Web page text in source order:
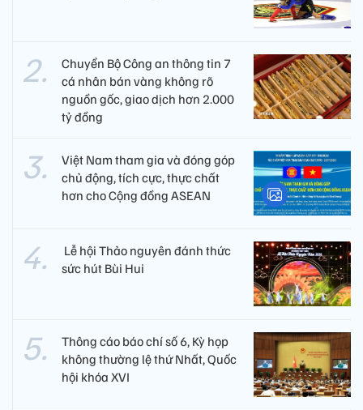
Chuyển Bộ Công an thông tin 7
cá nhân bán vàng không rõ
nguồn gốc, giao dịch hơn 2.000
tỷ đồng
Việt Nam tham gia và đóng góp
chủ động, tích cực, thực chất
hơn cho Cộng đồng ASEAN
​ Lễ hội Thảo nguyên đánh thức
sức hút Bùi Hui
Thông cáo báo chí số 6, Kỳ họp
không thường lệ thứ Nhất, Quốc
hội khóa XVI